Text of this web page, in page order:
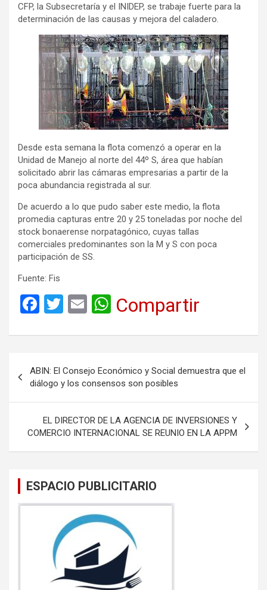
CFP, la Subsecretaría y el INIDEP, se trabaje fuerte para la
determinación de las causas y mejora del caladero.
Desde esta semana la flota comenzó a operar en la
Unidad de Manejo al norte del 44º S, área que habían
solicitado abrir las cámaras empresarias a partir de la
poca abundancia registrada al sur.
De acuerdo a lo que pudo saber este medio, la flota
promedia capturas entre 20 y 25 toneladas por noche del
stock bonaerense norpatagónico, cuyas tallas
comerciales predominantes son la M y S con poca
participación de SS.
Fuente: Fis
F
ce
b
o
o
k
T
tt
er
E
ail
W
at
s
A
p
p
Compartir
de
entradas
ABIN: El Consejo Económico y Social demuestra que el
diálogo y los consensos son posibles
EL DIRECTOR DE LA AGENCIA DE INVERSIONES Y
COMERCIO INTERNACIONAL SE REUNIO EN LA APPM
ESPACIO PUBLICITARIO